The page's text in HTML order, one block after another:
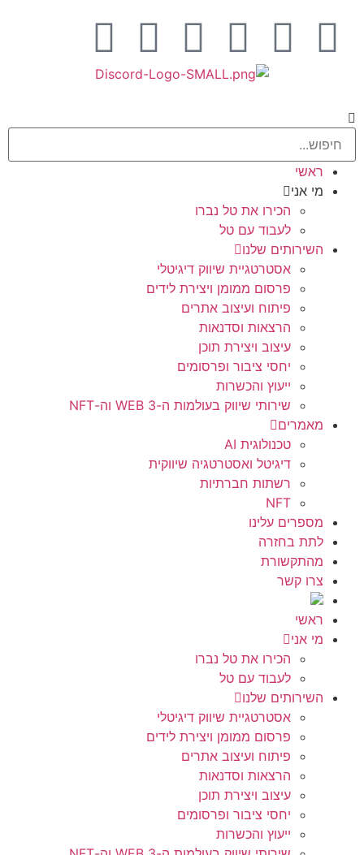
ראשי
מי אני
הכירו את טל נברו
לעבוד עם טל
השירותים שלנו
אסטרטגיית שיווק דיגיטלי
פרסום ממומן ויצירת לידים
פיתוח ועיצוב אתרים
הרצאות וסדנאות
עיצוב ויצירת תוכן
יחסי ציבור ופרסומים
ייעוץ והכשרות
שירותי שיווק בעולמות ה-WEB 3 וה-NFT
מאמרים
טכנולוגית AI
דיגיטל ואסטרטגיה שיווקית
רשתות חברתיות
NFT
מספרים עלינו
לתת בחזרה
מהתקשורת
צרו קשר
ראשי
מי אני
הכירו את טל נברו
לעבוד עם טל
השירותים שלנו
אסטרטגיית שיווק דיגיטלי
פרסום ממומן ויצירת לידים
פיתוח ועיצוב אתרים
הרצאות וסדנאות
עיצוב ויצירת תוכן
יחסי ציבור ופרסומים
ייעוץ והכשרות